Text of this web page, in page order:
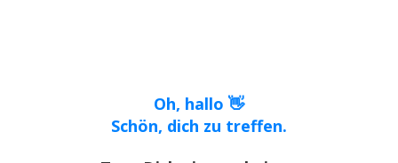
Oh, hallo 👋
Schön, dich zu treffen.